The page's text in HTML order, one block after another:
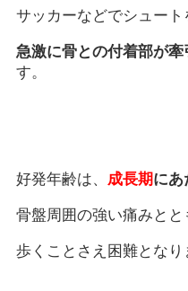
サッカーなどでシュート
急激に骨との付着部が
す。
好発年齢は、 成長期にあ
骨盤周囲の強い痛みとと
歩くことさえ困難となり